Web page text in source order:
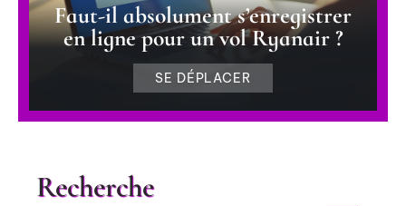
Faut-il absolument s’enregistrer
en ligne pour un vol Ryanair ?
SE DÉPLACER
Recherche